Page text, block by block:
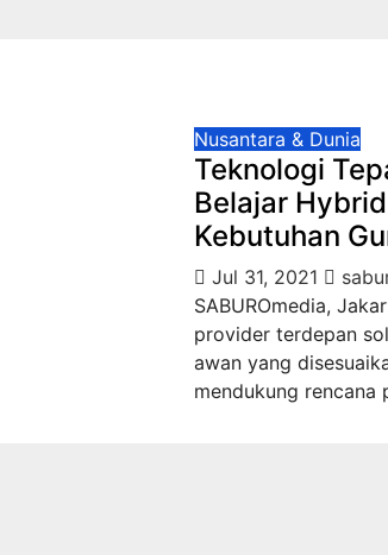
Nusantara & Dunia
Teknologi
Belajar
Kebutuhan
Jul 31, 2021
SABUROmedia,
provider terdepan
awan yang
mendukung rencana